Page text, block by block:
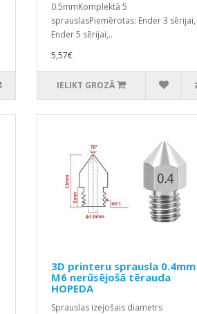
0.5mmKomplektā 5
sprauslasPiemērotas: Ender 3 sērijai,
Ender 5 sērijai,..
5,57€
IELIKT GROZĀ
3D printeru sprausla 0.4mm
M6 nerūsējošā tērauda
HOPEDA
Sprauslas izejošais diametrs